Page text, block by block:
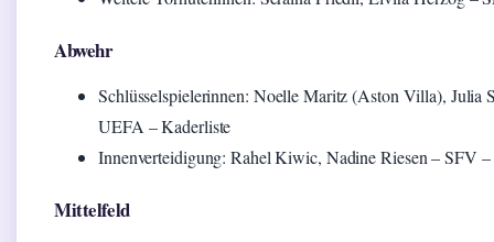
Abwehr
Schlüsselspielerinnen: Noelle Maritz (Aston Villa), Julia
UEFA – Kaderliste
Innenverteidigung: Rahel Kiwic, Nadine Riesen – SFV
Mittelfeld